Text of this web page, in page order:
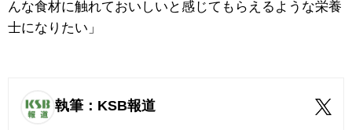
んな食材に触れておいしいと感じてもらえるような栄養
士になりたい」
執筆：KSB報道